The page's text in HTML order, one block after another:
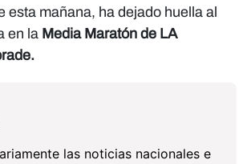
esta mañana, ha dejado huella al
en la Media Maratón de LA
las noticias nacionales e